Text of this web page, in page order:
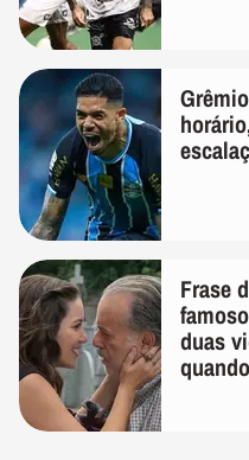
Frase
duas